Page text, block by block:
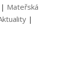
| Mateřská
|